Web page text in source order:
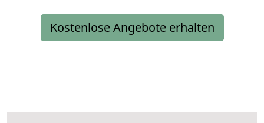
Kostenlose Angebote erhalten